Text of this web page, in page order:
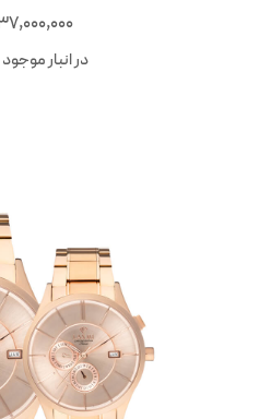
در انبار